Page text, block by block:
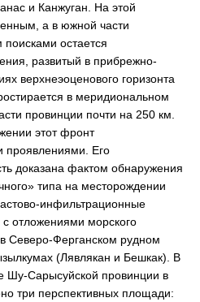
и Канжуган. На этой
а в южной части
поисками остается
развитый в прибрежно-
верхнеэоценового горизонта
в меридиональном
провинции почти на 250 км.
этот фронт
проявлениями. Его
доказана фактом обнаружения
типа на месторождении
инфильтрационные
отложениями морского
Северо-Ферганском рудном
(Лявлякан и Бешкак). В
Шу-Сарысуйской провинции в
три перспективных площади: